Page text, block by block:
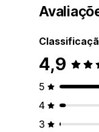
4,9
5
4
3